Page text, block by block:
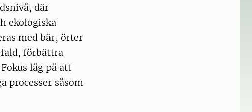
där
ekologiska
med bär, örter
förbättra
låg på att
processer såsom